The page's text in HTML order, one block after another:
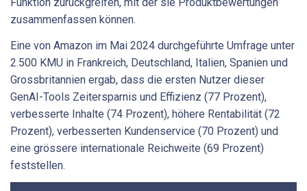
zusammenfassen können.
Eine von Amazon im Mai 2024 durchgeführte Umfrage unter
2.500 KMU in Frankreich, Deutschland, Italien, Spanien und
Grossbritannien ergab, dass die ersten Nutzer dieser
GenAI-Tools Zeitersparnis und Effizienz (77 Prozent),
verbesserte Inhalte (74 Prozent), höhere Rentabilität (72
Prozent), verbesserten Kundenservice (70 Prozent) und
eine grössere internationale Reichweite (69 Prozent)
feststellen.